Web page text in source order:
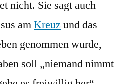
nicht. Sie sagt auch
amKreuz und das
genommen wurde,
soll „niemand nimmt